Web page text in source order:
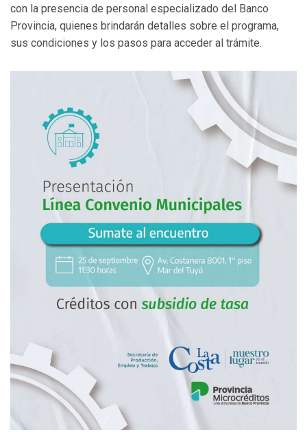
con la presencia de personal especializado del Banco
Provincia, quienes brindarán detalles sobre el programa,
sus condiciones y los pasos para acceder al trámite.